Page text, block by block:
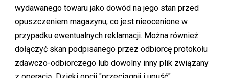
wydawanego towaru jako dowód na jego stan przed
opuszczeniem magazynu, co jest nieocenione w
przypadku ewentualnych reklamacji. Można również
dołączyć skan podpisanego przez odbiorcę protokołu
zdawczo-odbiorczego lub dowolny inny plik związany